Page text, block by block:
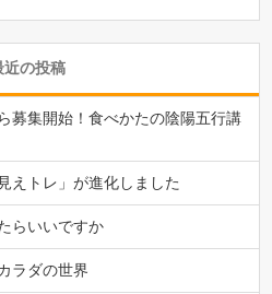
近の投稿
募集開始！食べかたの陰陽五行講
えトレ」が進化しました
らいいですか
ラダの世界